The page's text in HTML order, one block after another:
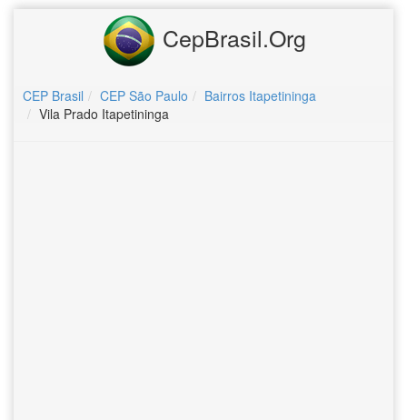
CepBrasil.Org
CEP Brasil CEP São Paulo
Bairros Itapetininga
Vila Prado Itapetininga